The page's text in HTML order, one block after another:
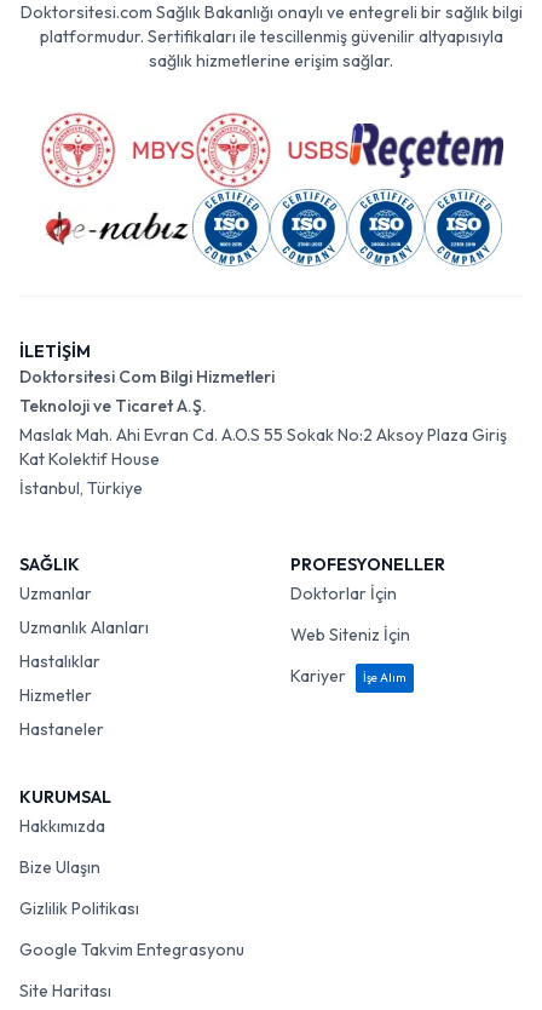
Doktorsitesi.com Sağlık Bakanlığı onaylı ve entegreli bir sağlık bilgi
platformudur. Sertifikaları ile tescillenmiş güvenilir altyapısıyla
sağlık hizmetlerine erişim sağlar.
İLETİŞİM
Doktorsitesi Com Bilgi Hizmetleri
Teknoloji ve Ticaret A.Ş.
Maslak Mah. Ahi Evran Cd. A.O.S 55 Sokak No:2 Aksoy Plaza Giriş
Kat Kolektif House
İstanbul, Türkiye
SAĞLIK
Uzmanlar
Uzmanlık Alanları
Hastalıklar
Hizmetler
Hastaneler
PROFESYONELLER
Doktorlar İçin
Web Siteniz İçin
Kariyer
İşe Alım
KURUMSAL
Hakkımızda
Bize Ulaşın
Gizlilik Politikası
Google Takvim Entegrasyonu
Site Haritası